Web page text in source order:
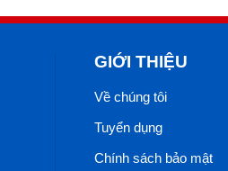
Sử dụng và bảo quản
các loại phẩm màu để tránh tạo
GIỚI THIỆU
Về chúng tôi
Tuyển dụng
Chính sách bảo mật